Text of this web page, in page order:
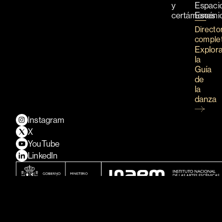
y
certámenes
la
Guía
de
la
danza
Instagram
X
YouTube
LinkedIn